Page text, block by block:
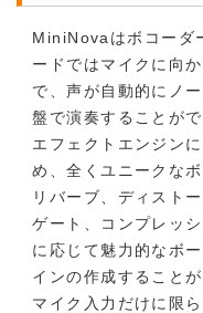
MiniNovaはボコーダ
ードではマイクに向
で、声が自動的にノ
盤で演奏することが
エフェクトエンジン
め、全くユニークな
リバーブ、ディスト
ゲート、コンプレッ
に応じて魅力的なボ
インの作成することが
マイク入力だけに限